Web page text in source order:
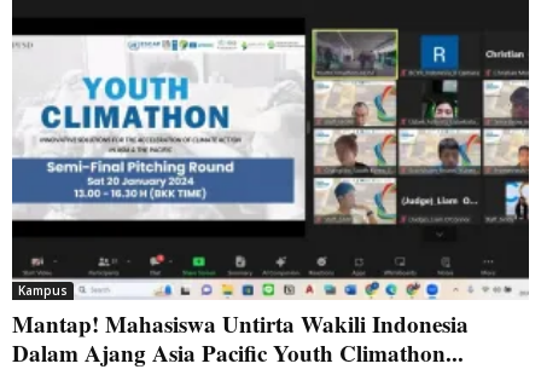
Kampus
Mantap! Mahasiswa Untirta Wakili Indonesia
Dalam Ajang Asia Pacific Youth Climathon...